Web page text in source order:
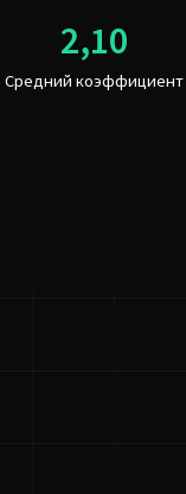
Средний коэффициент